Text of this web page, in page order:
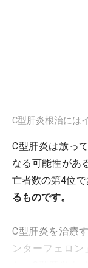
C型肝炎根治には
C型肝炎は放っ
なる可能性があ
亡者数の第4位で
るものです。
C型肝炎を治療
ンターフェロ